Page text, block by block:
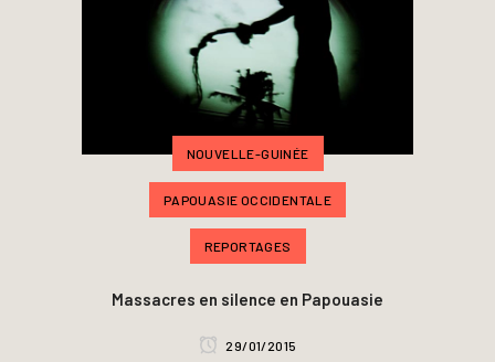
NOUVELLE-GUINÉE
PAPOUASIE OCCIDENTALE
REPORTAGES
Massacres en silence en Papouasie
29/01/2015